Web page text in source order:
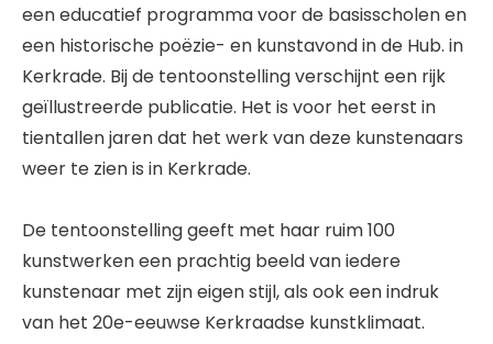
een educatief programma voor de basisscholen en
een historische poëzie- en kunstavond in de Hub. in
Kerkrade. Bij de tentoonstelling verschijnt een rijk
geïllustreerde publicatie. Het is voor het eerst in
tientallen jaren dat het werk van deze kunstenaars
weer te zien is in Kerkrade.
De tentoonstelling geeft met haar ruim 100
kunstwerken een prachtig beeld van iedere
kunstenaar met zijn eigen stijl, als ook een indruk
van het 20e-eeuwse Kerkraadse kunstklimaat.